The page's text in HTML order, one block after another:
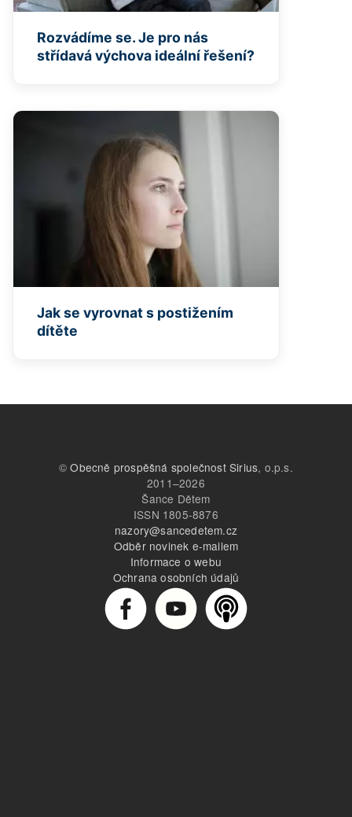
Rozvádíme se. Je pro nás
střídavá výchova ideální řešení?
Jak se vyrovnat s postižením
dítěte
©Obecně prospěšná společnost Sirius, o.p.s.
2011–2026
Šance Dětem
ISSN 1805-8876
nazory@sancedetem.cz
Odběr novinek e-mailem
Informace o webu
Ochrana osobních údajů